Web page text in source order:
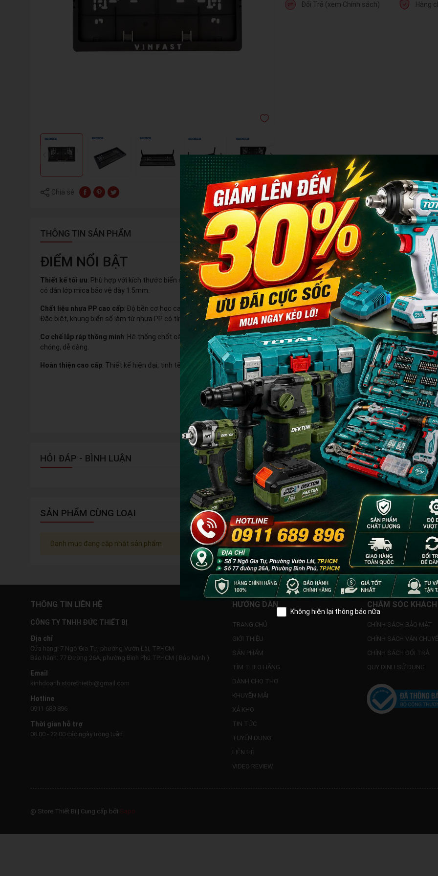
Chia sẻ
Đổi Trả (xem Chính sách) Hàng
THÔNG TIN SẢN PHẨM
ĐIỂM NỔI BẬT
Thiết kế tối ưu: Phù hợp với kích thước biển số vuông tiêu chuẩn tại Việt Nam (330mm x 165mm). Khe gắn rộng 5mm, dễ dàng
có dán lớp mica bảo vệ dày 1.5mm.
Chất liệu nhựa PP cao cấp: Độ bền cơ học cao, cứng cáp và chắc chắn. Khả năng chịu nhiệt vượt trội lên đến 165°C, cao hơn
Đặc biệt, khung biển số làm từ nhựa PP có tính kháng nước, kháng hóa chất tốt và không bị biến dạng khi va đập mạnh.
Cơ chế lắp ráp thông minh: Hệ thống chốt cài chắc chắn dọc theo viền khung, giúp việc lắp biển số vào khung và gắn lên xe trở
chóng, dễ dàng.
Hoàn thiện cao cấp: Thiết kế hiện đại, tinh tế, mang lại diện mạo sang trọng và đẳng cấp cho chiếc xe của bạn.
HỎI ĐÁP - BÌNH LUẬN
SẢN PHẨM CÙNG LOẠI
Danh mục đang cập nhật sản phẩm
THÔNG TIN LIÊN HỆ
CÔNG TY TNHH ĐỨC THIẾT BỊ
Địa chỉ
Cửa hàng: 7 Ngô Gia Tự, phường Vườn Lài, TP.HCM
Bảo hành: 77 Đường 26A, phường Bình Phú TP.HCM ( Bảo hành )
Email
kinhdoanh.storethietbi@gmail.com
Hotline
0911 689 896
Thời gian hỗ trợ
08:00 - 22:00 các ngày trong tuần
HƯỚNG DẪN
TRANG CHỦ
GIỚI THIỆU
SẢN PHẨM
TÌM THEO HÃNG
DÀNH CHO THỢ
KHUYẾN MÃI
XẢ KHO
TIN TỨC
TUYỂN DỤNG
LIÊN HỆ
VIDEO REVIEW
CHĂM SÓC
CHÍNH SÁCH BẢO MẬT
CHÍNH SÁCH VẬN
CHÍNH SÁCH ĐỔI TRẢ
QUY ĐỊNH SỬ DỤNG
@ Store Thiết Bị | Cung cấp bởi Sapo
Không hiện lại thông báo nữa